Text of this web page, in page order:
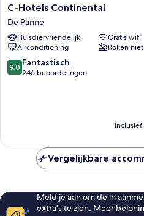
C-
Hotels
Continental
De
Panne
C-Hotels Continental
De Panne
Huisdiervriendelijk
Gratis wifi
Airconditioning
Roken
9.0
van
9,0 Fantastisch
246 beoordelingen
Vergelijkbare
Meld je aan om de in
extra's te zien. Meer